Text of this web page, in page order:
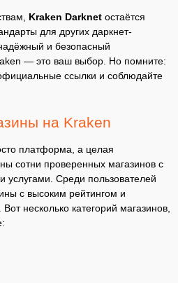
Kraken Darknet остаётся
для других даркнет-
и безопасный
— это ваш выбор. Но помните:
ссылки и соблюдайте
на Kraken
платформа, а целая
сотни проверенных магазинов с
услугами. Среди пользователей
с высоким рейтингом и
несколько категорий магазинов,